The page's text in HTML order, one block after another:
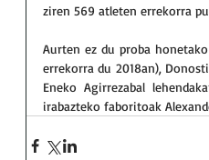
ziren 569 atleten errekorra
Aurten ez du proba
errekorra du 2018an),
Eneko Agirrezabal
irabazteko faboritoak